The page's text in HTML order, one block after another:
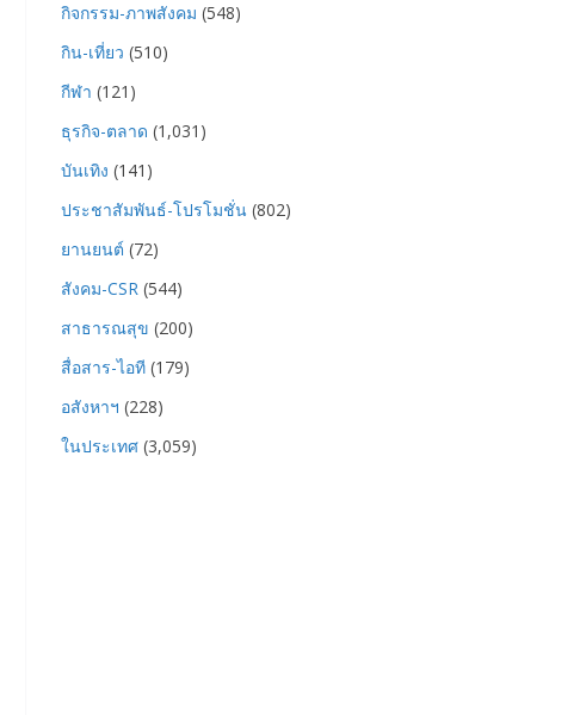
กิจกรรม-ภาพสังคม (548)
กิน-เที่ยว (510)
กีฬา (121)
ธุรกิจ-ตลาด (1,031)
บันเทิง (141)
ประชาสัมพันธ์-โปรโมชั่น (802)
ยานยนต์ (72)
สังคม-CSR (544)
สาธารณสุข (200)
สื่อสาร-ไอที (179)
อสังหาฯ (228)
ในประเทศ (3,059)